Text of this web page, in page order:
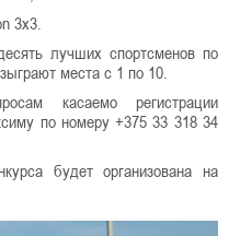
3x3.
лучших спортсменов по
места с 1 по 10.
касаемо регистрации
по номеру +375 33 318 34
будет организована на